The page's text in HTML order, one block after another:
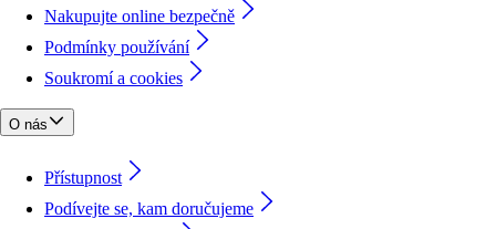
Nakupujte online bezpečně
Podmínky používání
Soukromí a cookies
O nás
Přístupnost
Podívejte se, kam doručujeme